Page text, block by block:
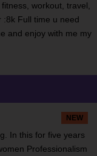
workout, travel,
:8k Full time u need
and enjoy with me my
NEW
In this for five years
Professionalism